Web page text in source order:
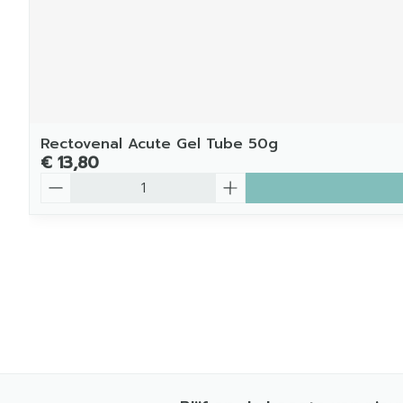
Rectovenal Acute Gel Tube 50g
€ 13,80